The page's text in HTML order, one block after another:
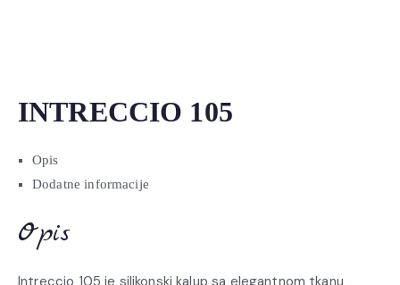
INTRECCIO 105
Opis
Dodatne informacije
Opis
Intreccio 105 je silikonski kalup sa elegantnom tkanu